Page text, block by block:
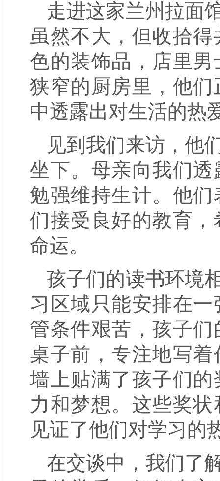
走进这家兰州拉面
虽然不大，但收拾
色的装饰品，店里
狭窄的厨房里，他
中透露出对生活的热
见到我们来访，他
坐下。母亲向我们
勉强维持生计。他
们接受良好的教育
命运。
孩子们的读书环境
习区域只能安排在
管条件艰苦，孩子
桌子前，专注地写
墙上贴满了孩子们
力和梦想。这些奖
见证了他们对学习的
在交谈中，我们了